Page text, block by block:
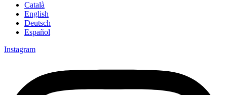
Català
English
Deutsch
Español
Instagram